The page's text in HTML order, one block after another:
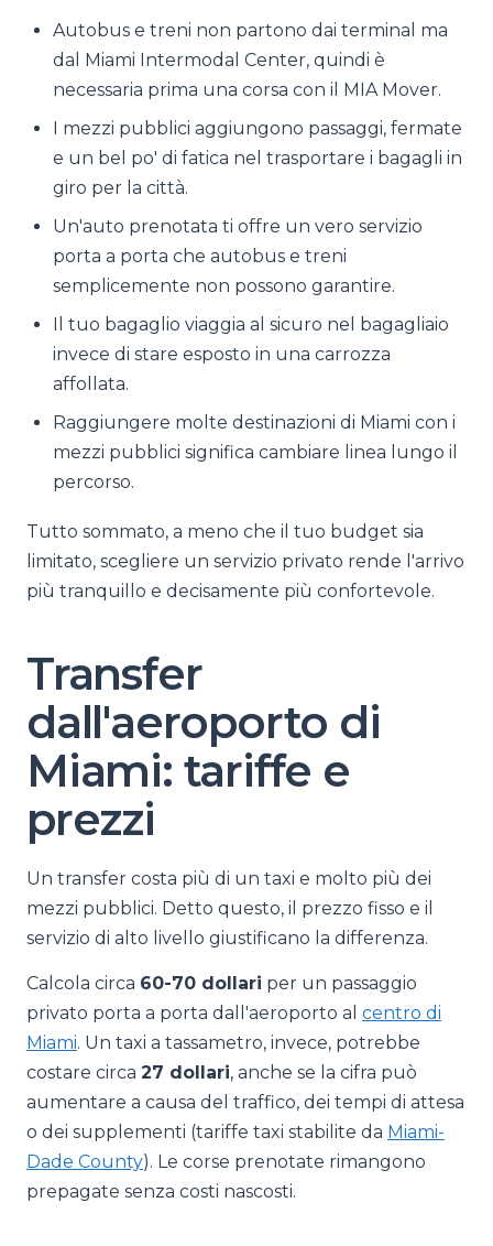
Autobus e treni non partono dai terminal ma
dal Miami Intermodal Center, quindi è
necessaria prima una corsa con il MIA Mover.
I mezzi pubblici aggiungono passaggi, fermate
e un bel po' di fatica nel trasportare i bagagli in
giro per la città.
Un'auto prenotata ti offre un vero servizio
porta a porta che autobus e treni
semplicemente non possono garantire.
Il tuo bagaglio viaggia al sicuro nel bagagliaio
invece di stare esposto in una carrozza
affollata.
Raggiungere molte destinazioni di Miami con i
mezzi pubblici significa cambiare linea lungo il
percorso.
Tutto sommato, a meno che il tuo budget sia
limitato, scegliere un servizio privato rende l'arrivo
più tranquillo e decisamente più confortevole.
Transfer
dall'aeroporto di
Miami: tariffe e
prezzi
Un transfer costa più di un taxi e molto più dei
mezzi pubblici. Detto questo, il prezzo fisso e il
servizio di alto livello giustificano la differenza.
Calcola circa 60-70 dollari per un passaggio
privato porta a porta dall'aeroporto al centro di
Miami. Un taxi a tassametro, invece, potrebbe
costare circa 27 dollari, anche se la cifra può
aumentare a causa del traffico, dei tempi di attesa
o dei supplementi (tariffe taxi stabilite da Miami-
Dade County). Le corse prenotate rimangono
prepagate senza costi nascosti.